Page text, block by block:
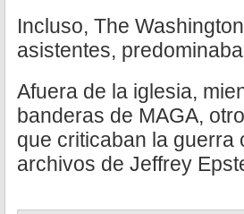
Incluso, The
asistentes,
Afuera de la iglesia,
banderas de MAGA,
que criticaban la guerra
archivos de Jeffrey